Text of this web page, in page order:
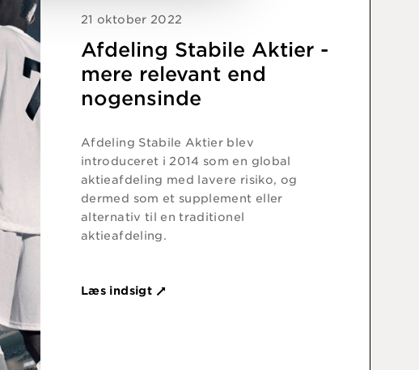
21 oktober 2022
Afdeling Stabile Aktier -
mere relevant end
nogensinde
Afdeling Stabile Aktier blev
introduceret i 2014 som en global
aktieafdeling med lavere risiko, og
dermed som et supplement eller
alternativ til en traditionel
aktieafdeling.
Læs indsigt